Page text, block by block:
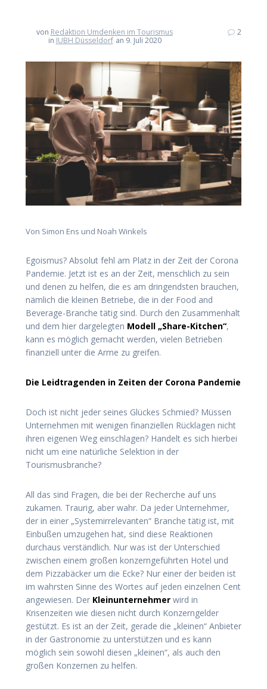
von Redaktion Umdenken im Tourismus
in IUBH Düsseldorf an 9. Juli 2020
2
Von Simon Ens und Noah Winkels
Egoismus? Absolut fehl am Platz in der Zeit der Corona
Pandemie. Jetzt ist es an der Zeit, menschlich zu sein
und denen zu helfen, die es am dringendsten brauchen,
nämlich die kleinen Betriebe, die in der Food and
Beverage-Branche tätig sind. Durch den Zusammenhalt
und dem hier dargelegten Modell „Share-Kitchen“,
kann es möglich gemacht werden, vielen Betrieben
finanziell unter die Arme zu greifen.
Die Leidtragenden in Zeiten der Corona Pandemie
Doch ist nicht jeder seines Glückes Schmied? Müssen
Unternehmen mit wenigen finanziellen Rücklagen nicht
ihren eigenen Weg einschlagen? Handelt es sich hierbei
nicht um eine natürliche Selektion in der
Tourismusbranche?
All das sind Fragen, die bei der Recherche auf uns
zukamen. Traurig, aber wahr. Da jeder Unternehmer,
der in einer „Systemirrelevanten“ Branche tätig ist, mit
Einbußen umzugehen hat, sind diese Reaktionen
durchaus verständlich. Nur was ist der Unterschied
zwischen einem großen konzerngeführten Hotel und
dem Pizzabäcker um die Ecke? Nur einer der beiden ist
im wahrsten Sinne des Wortes auf jeden einzelnen Cent
angewiesen. Der Kleinunternehmer wird in
Krisenzeiten wie diesen nicht durch Konzerngelder
gestützt. Es ist an der Zeit, gerade die „kleinen“ Anbieter
in der Gastronomie zu unterstützen und es kann
möglich sein sowohl diesen „kleinen“, als auch den
großen Konzernen zu helfen.